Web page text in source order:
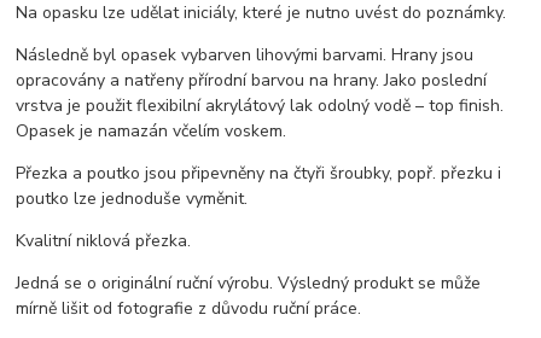
Na opasku lze udělat iniciály, které je nutno uvést do poznámky.
Následně byl opasek vybarven lihovými barvami. Hrany jsou
opracovány a natřeny přírodní barvou na hrany. Jako poslední
vrstva je použit flexibilní akrylátový lak odolný vodě – top finish.
Opasek je namazán včelím voskem.
Přezka a poutko jsou připevněny na čtyři šroubky, popř. přezku i
poutko lze jednoduše vyměnit.
Kvalitní niklová přezka.
Jedná se o originální ruční výrobu. Výsledný produkt se může
mírně lišit od fotografie z důvodu ruční práce.